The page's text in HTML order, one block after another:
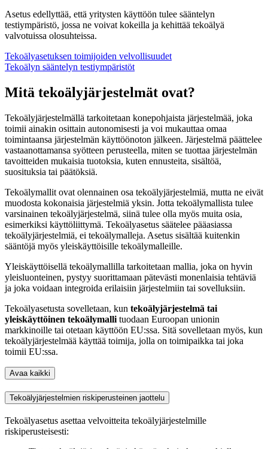
Asetus edellyttää, että yritysten käyttöön tulee sääntelyn
testiympäristö, jossa ne voivat kokeilla ja kehittää tekoälyä
valvotuissa olosuhteissa.
Tekoälyasetuksen toimijoiden velvollisuudet
Tekoälyn sääntelyn testiympäristöt
Mitä tekoälyjärjestelmät ovat?
Tekoälyjärjestelmällä tarkoitetaan konepohjaista järjestelmää, joka
toimii ainakin osittain autonomisesti ja voi mukauttaa omaa
toimintaansa järjestelmän käyttöönoton jälkeen. Järjestelmä päättelee
vastaanottamansa syötteen perusteella, miten se tuottaa järjestelmän
tavoitteiden mukaisia tuotoksia, kuten ennusteita, sisältöä,
suosituksia tai päätöksiä.
Tekoälymallit ovat olennainen osa tekoälyjärjestelmiä, mutta ne eivät
muodosta kokonaisia järjestelmiä yksin. Jotta tekoälymallista tulee
varsinainen tekoälyjärjestelmä, siinä tulee olla myös muita osia,
esimerkiksi käyttöliittymä. Tekoälyasetus säätelee pääasiassa
tekoälyjärjestelmiä, ei tekoälymalleja. Asetus sisältää kuitenkin
sääntöjä myös yleiskäyttöisille tekoälymalleille.
Yleiskäyttöisellä tekoälymallilla tarkoitetaan mallia, joka on hyvin
yleisluonteinen, pystyy suorittamaan pätevästi monenlaisia tehtäviä
ja joka voidaan integroida erilaisiin järjestelmiin tai sovelluksiin.
Tekoälyasetusta sovelletaan, kun tekoälyjärjestelmä tai
yleiskäyttöinen tekoälymalli tuodaan Euroopan unionin
markkinoille tai otetaan käyttöön EU:ssa. Sitä sovelletaan myös, kun
tekoälyjärjestelmää käyttää toimija, jolla on toimipaikka tai joka
toimii EU:ssa.
Avaa kaikki
Tekoälyjärjestelmien riskiperusteinen jaottelu
Tekoälyasetus asettaa velvoitteita tekoälyjärjestelmille
riskiperusteisesti: